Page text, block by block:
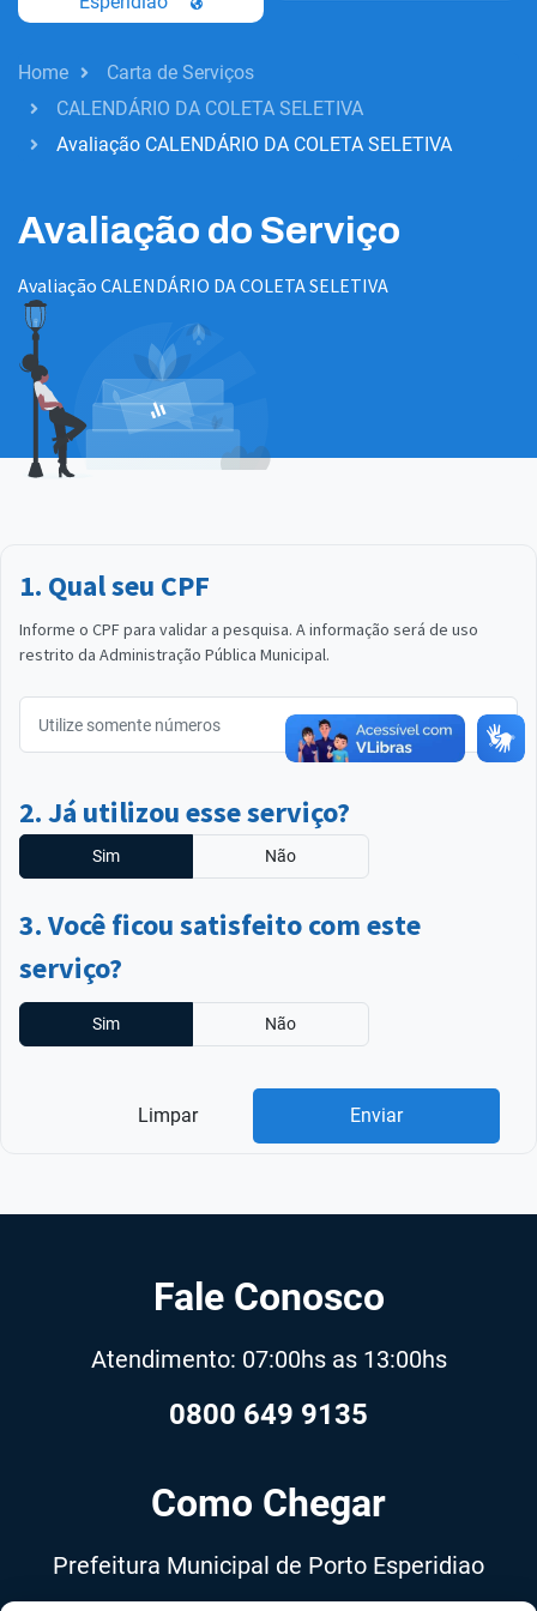
Home
Carta de Serviços
CALENDÁRIO DA COLETA SELETIVA
Avaliação CALENDÁRIO DA COLETA SELETIVA
Avaliação do Serviço
Avaliação CALENDÁRIO DA COLETA SELETIVA
1. Qual seu CPF
Informe o CPF para validar a pesquisa. A informação será de uso
restrito da Administração Pública Municipal.
2. Já utilizou esse serviço?
Sim Não
3. Você ficou satisfeito com este
serviço?
Sim Não
Limpar Enviar
Fale Conosco
Atendimento: 07:00hs as 13:00hs
0800 649 9135
Como Chegar
Prefeitura Municipal de Porto Esperidiao